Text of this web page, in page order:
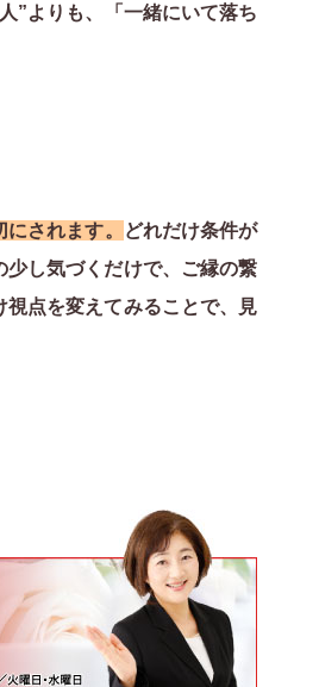
”よりも、「一緒にいて落ち
されます。
どれだけ条件が
し気づくだけで、ご縁の繋
点を変えてみることで、見